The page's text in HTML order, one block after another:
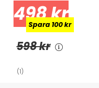
498 kr
Spara 100 kr
598 kr
(1)